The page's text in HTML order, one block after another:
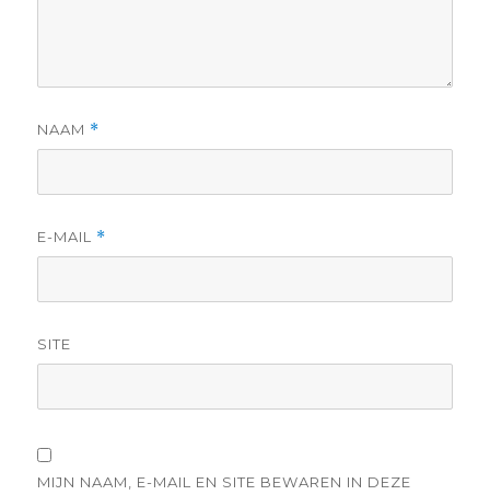
NAAM *
E-MAIL *
SITE
MIJN NAAM, E-MAIL EN SITE BEWAREN IN DEZE